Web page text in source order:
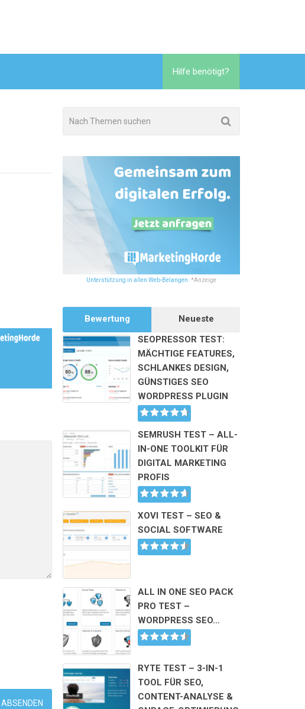
Hilfe benötigt?
Alternative:
Unterstützung in allen Web-Belangen. *Anzeige
Bewertung
Neueste
SEOPRESSOR TEST:
MÄCHTIGE FEATURES,
SCHLANKES DESIGN,
GÜNSTIGES SEO
WORDPRESS PLUGIN
SEMRUSH TEST – ALL-
IN-ONE TOOLKIT FÜR
DIGITAL MARKETING
PROFIS
XOVI TEST – SEO &
SOCIAL SOFTWARE
ALL IN ONE SEO PACK
PRO TEST –
WORDPRESS SEO…
RYTE TEST – 3-IN-1
TOOL FÜR SEO,
CONTENT-ANALYSE &